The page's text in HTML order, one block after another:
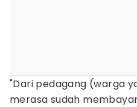
"Dari pedagang (warga
merasa sudah